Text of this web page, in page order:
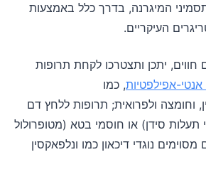
המיגרנה, בדרך כלל באמצעות
העיקריים.
יתכן ותצטרכו לקחת תרופות
אפילפטיות, כמו
וחומצה ולפרואית; תרופות ללחץ דם
תעלות סידן) או חוסמי בטא (מטופרולול
מסוימים נוגדי דיכאון כמו ונלפאקסין